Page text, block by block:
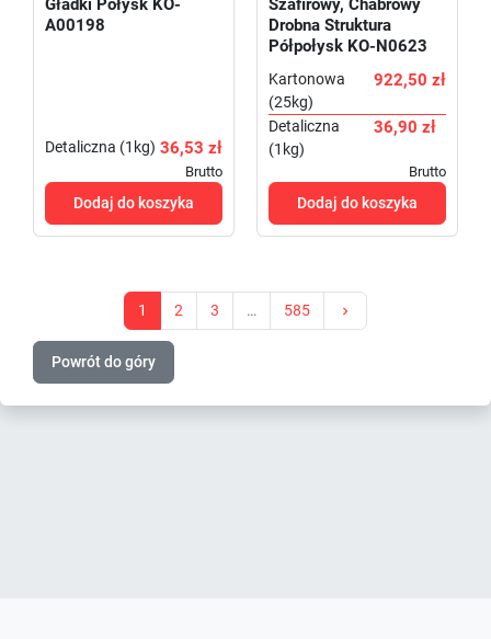
Gładki Połysk KO-
A00198
Detaliczna (1kg) 36,53 zł
Brutto
Dodaj do koszyka
Szafirowy, Chabrowy
Drobna Struktura
Półpołysk KO-N0623
Kartonowa
(25kg)
922,50 zł
Detaliczna
(1kg)
36,90 zł
Brutto
Dodaj do koszyka
1 2 3 … 585 
Powrót do góry